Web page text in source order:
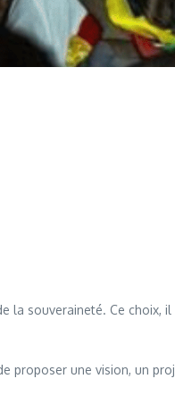
souveraineté. Ce choix, il
proposer une vision, un